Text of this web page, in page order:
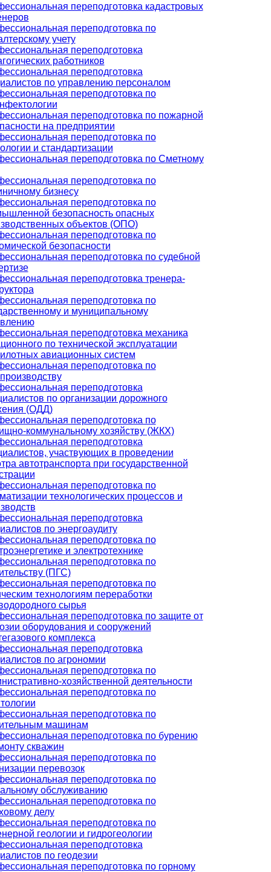
переподготовка кадастровых
переподготовка по
учету
переподготовка
работников
переподготовка
по управлению персоналом
переподготовка по
переподготовка по пожарной
на предприятии
переподготовка по
и стандартизации
переподготовка по Сметному
переподготовка по
бизнесу
переподготовка по
безопасность опасных
объектов (ОПО)
переподготовка по
безопасности
переподготовка по судебной
переподготовка тренера-
переподготовка по
и муниципальному
переподготовка механика
по технической эксплуатации
авиационных систем
переподготовка по
переподготовка
по организации дорожного
(ОДД)
переподготовка по
коммунальному хозяйству (ЖКХ)
переподготовка
участвующих в проведении
автотранспорта при государственной
переподготовка по
технологических процессов и
переподготовка
по энергоаудиту
переподготовка по
и электротехнике
переподготовка по
(ПГС)
переподготовка по
технологиям переработки
сырья
переподготовка по защите от
оборудования и сооружений
комплекса
переподготовка
по агрономии
переподготовка по
хозяйственной деятельности
переподготовка по
переподготовка по
машинам
переподготовка по бурению
скважин
переподготовка по
перевозок
переподготовка по
обслуживанию
переподготовка по
делу
переподготовка по
геологии и гидрогеологии
переподготовка
по геодезии
переподготовка по горному